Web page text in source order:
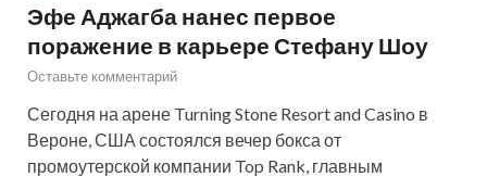
Эфе Аджагба нанес первое
поражение в карьере Стефану Шоу
Оставьте комментарий
Сегодня на арене Turning Stone Resort and Casino в
Вероне, США состоялся вечер бокса от
промоутерской компании Top Rank, главным